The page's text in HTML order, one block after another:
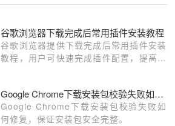
谷歌浏览器下载完成后常用插件安装教程
谷歌浏览器提供下载完成后常用插件安装
教程，用户可快速完成插件配置，提高浏
Google Chrome下载安装包校验失败如何修复
Google Chrome下载安装包校验失败如
何修复，保证安装包安全完整。